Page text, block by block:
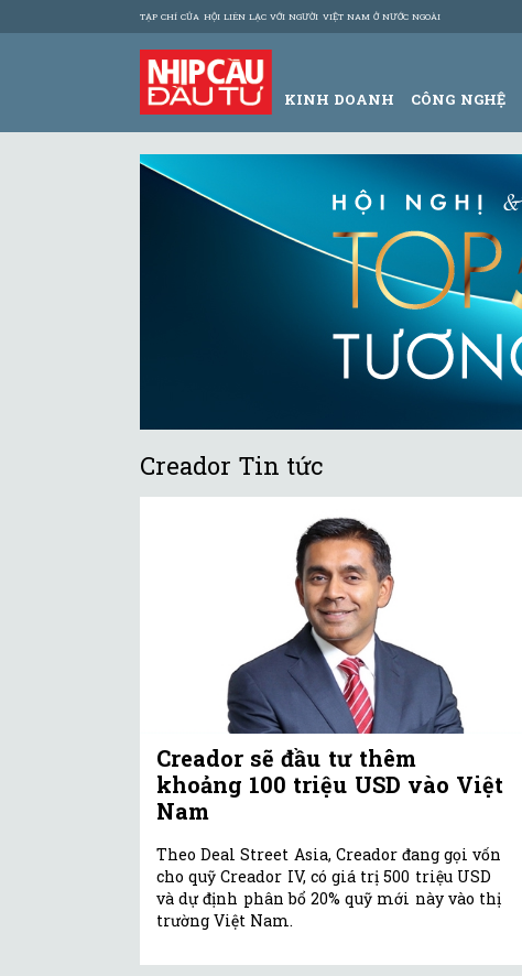
TẠP CHÍ CỦA HỘI LIÊN LẠC VỚI NGƯỜI VIỆT NAM Ở NƯỚC NGOÀI
KINH DOANH CÔNG NGHỆ
Creador Tin tức
Creador sẽ đầu tư thêm
khoảng 100 triệu USD vào Việt
Nam
Theo Deal Street Asia, Creador đang gọi vốn
cho quỹ Creador IV, có giá trị 500 triệu USD
và dự định phân bổ 20% quỹ mới này vào thị
trường Việt Nam.